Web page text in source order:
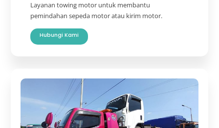
Layanan towing motor untuk membantu
pemindahan sepeda motor atau kirim motor.
Hubungi Kami